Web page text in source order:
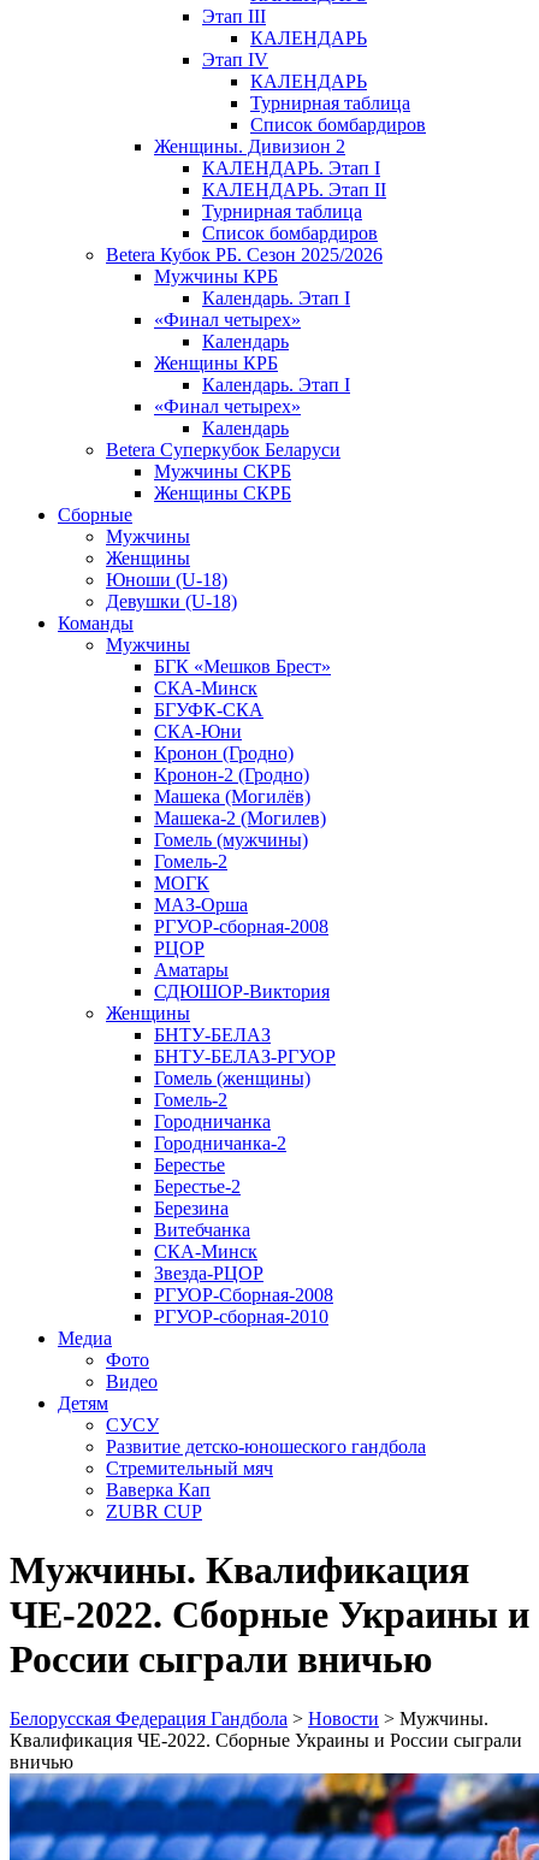
Этап III
КАЛЕНДАРЬ
Этап IV
КАЛЕНДАРЬ
Турнирная таблица
Список бомбардиров
Женщины. Дивизион 2
КАЛЕНДАРЬ. Этап I
КАЛЕНДАРЬ. Этап II
Турнирная таблица
Список бомбардиров
Betera Кубок РБ. Сезон 2025/2026
Мужчины КРБ
Календарь. Этап I
«Финал четырех»
Календарь
Женщины КРБ
Календарь. Этап I
«Финал четырех»
Календарь
Betera Суперкубок Беларуси
Мужчины СКРБ
Женщины СКРБ
Сборные
Мужчины
Женщины
Юноши (U-18)
Девушки (U-18)
Команды
Мужчины
БГК «Мешков Брест»
СКА-Минск
БГУФК-СКА
СКА-Юни
Кронон (Гродно)
Кронон-2 (Гродно)
Машека (Могилёв)
Машека-2 (Могилев)
Гомель (мужчины)
Гомель-2
МОГК
МАЗ-Орша
РГУОР-сборная-2008
РЦОР
Аматары
СДЮШОР-Виктория
Женщины
БНТУ-БЕЛАЗ
БНТУ-БЕЛАЗ-РГУОР
Гомель (женщины)
Гомель-2
Городничанка
Городничанка-2
Берестье
Берестье-2
Березина
Витебчанка
СКА-Минск
Звезда-РЦОР
РГУОР-Сборная-2008
РГУОР-сборная-2010
Медиа
Фото
Видео
Детям
СУСУ
Развитие детско-юношеского гандбола
Стремительный мяч
Ваверка Кап
ZUBR CUP
Мужчины. Квалификация
ЧЕ-2022. Сборные Украины и
России сыграли вничью
Белорусская Федерация Гандбола > Новости > Мужчины.
Квалификация ЧЕ-2022. Сборные Украины и России сыграли
вничью